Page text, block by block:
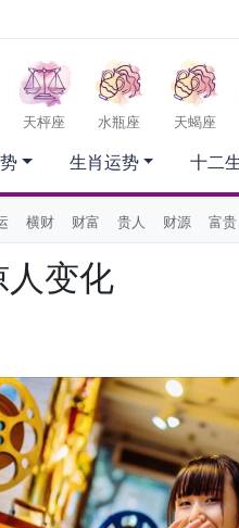
天枰座 水瓶座 天蝎座
横财 财富 贵人 财源 富贵
生肖运势 十二
变化